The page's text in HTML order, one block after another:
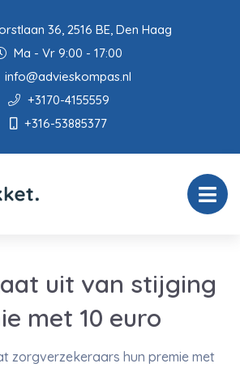
36, 2516 BE, Den Haag
Ma - Vr 9:00 - 17:00
info@advieskompas.nl
+3170-4155559
+316-53885377
uit van stijging
met 10 euro
zorgverzekeraars hun premie met